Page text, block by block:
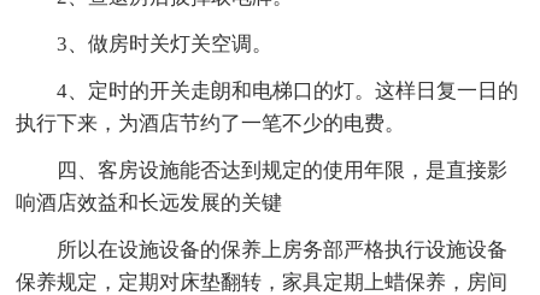
3、做房时关灯关空调。
4、定时的开关走朗和电梯口的灯。这样日复一日的
执行下来，为酒店节约了一笔不少的电费。
四、客房设施能否达到规定的使用年限，是直接影
响酒店效益和长远发展的关键
所以在设施设备的保养上房务部严格执行设施设备
保养规定，定期对床垫翻转，家具定期上蜡保养，房间